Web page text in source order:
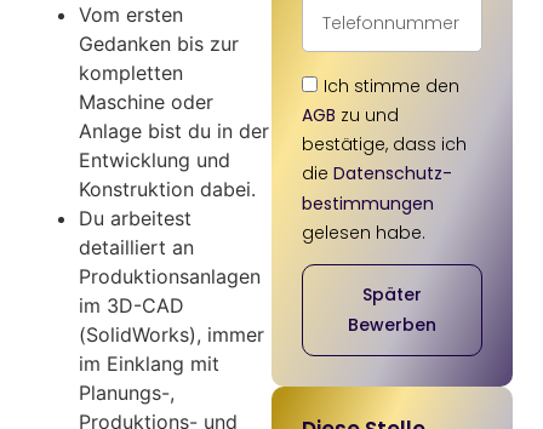
Vom ersten
Gedanken bis zur
kompletten
Maschine oder
Anlage bist du in der
Entwicklung und
Konstruktion dabei.
Du arbeitest
detailliert an
Produktionsanlagen
im 3D-CAD
(SolidWorks), immer
im Einklang mit
Planungs-,
Produktions- und
Ich stimme den
AGB zu und
bestätige, dass ich
die Datenschutz­
bestimmungen
gelesen habe.
Später
Bewerben